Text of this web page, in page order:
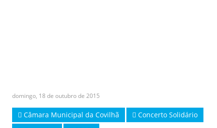
domingo, 18 de outubro de 2015
Câmara Municipal da Covilhã
Concerto Solidário